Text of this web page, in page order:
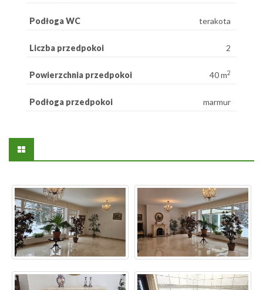
Podłoga WC terakota
Liczba przedpokoi 2
Powierzchnia przedpokoi 40 m2
Podłoga przedpokoi marmur